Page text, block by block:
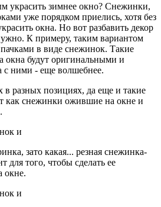
украсить зимнее окно? Снежинки,
уже порядком приелись, хотя без
окна. Но вот разбавить декор
К примеру, таким вариантом
в виде снежинок. Такие
окна будут оригинальными и
с ними - еще волшебнее.
в разных позициях, да еще и такие
как снежинки ожившие на окне и
зато какая... резная снежинка-
для того, чтобы сделать ее
окне.